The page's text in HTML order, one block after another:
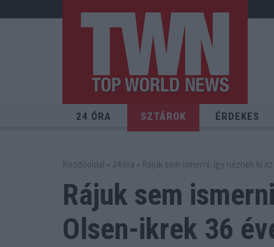
24 ÓRA SZTÁROK ÉRDEKES
Kezdőoldal » 24 óra » Rájuk sem ismerni: így néznek ki
Rájuk sem
Olsen-ikrek 36